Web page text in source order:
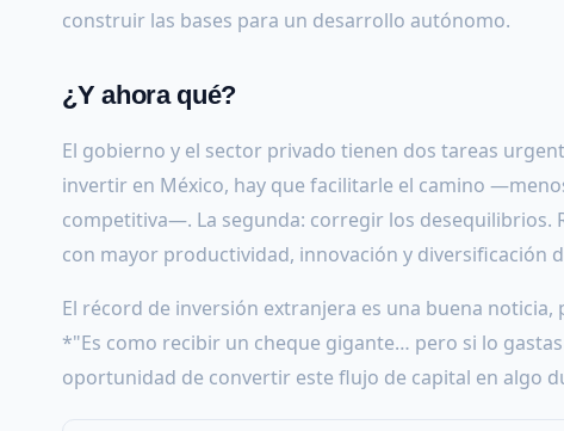
construir las bases para un desarrollo autónomo.
¿Y ahora qué?
El gobierno y el sector privado tienen dos tareas
invertir en México, hay que facilitarle el camino
competitiva—. La segunda: corregir los desequilibrios.
con mayor productividad, innovación y diversificación
El récord de inversión extranjera es una buena
*"Es como recibir un cheque gigante… pero si lo
oportunidad de convertir este flujo de capital en algo